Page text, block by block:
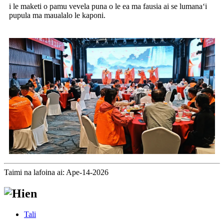
i le maketi o pamu vevela puna o le ea ma fausia ai se lumanaʻi
pupula ma maualalo le kaponi.
Taimi na lafoina ai: Ape-14-2026
Tali